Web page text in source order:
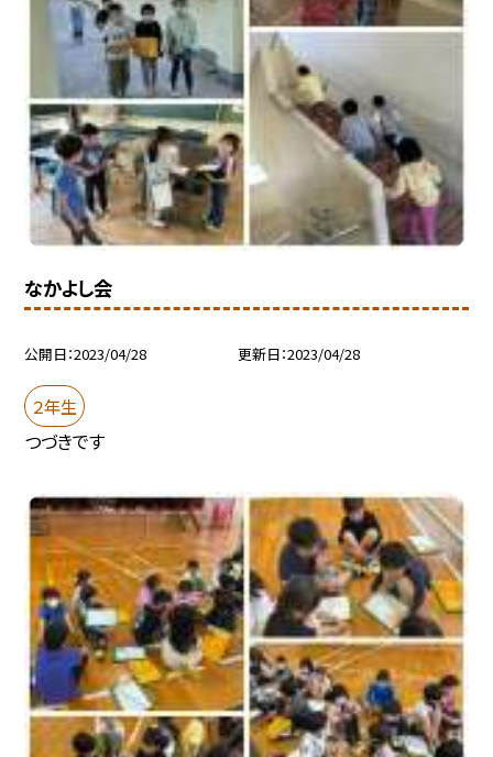
なかよし会
公開日 2023/04/28 更新日 2023/04/28
２年生
つづきです